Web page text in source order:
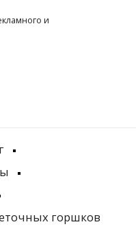
и
горшков